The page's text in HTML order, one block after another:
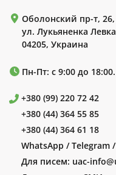
Оболонский пр-т,
ул. Лукьяненка
04205, Украина
Пн-Пт: с 9:00 до 18:00.
+380 (99) 220 72 42
+380 (44) 364 55 85
+380 (44) 364 61 18
WhatsApp / Telegram
Для писем: uac-